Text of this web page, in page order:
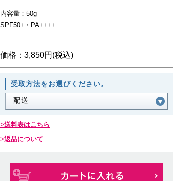
内容量：50g
SPF50+・PA++++
価格： 3,850円(税込)
受取方法をお選びください。
送料表はこちら
返品について